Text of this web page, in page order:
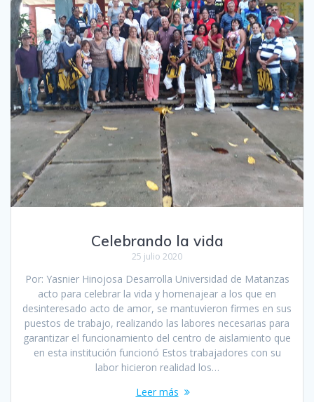
Celebrando la vida
25 julio 2020
Por: Yasnier Hinojosa Desarrolla Universidad de Matanzas
acto para celebrar la vida y homenajear a los que en
desinteresado acto de amor, se mantuvieron firmes en sus
puestos de trabajo, realizando las labores necesarias para
garantizar el funcionamiento del centro de aislamiento que
en esta institución funcionó Estos trabajadores con su
labor hicieron realidad los…
Leer más